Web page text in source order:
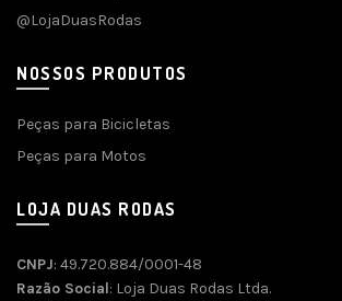
@LojaDuasRodas
NOSSOS PRODUTOS
Peças para Bicicletas
Peças para Motos
LOJA DUAS RODAS
CNPJ: 49.720.884/0001-48
Razão Social: Loja Duas Rodas Ltda.